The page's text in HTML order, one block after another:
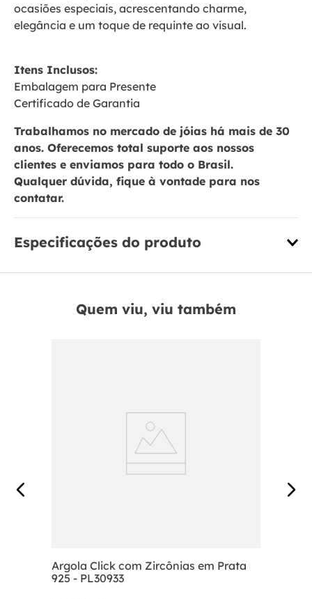
ocasiões especiais, acrescentando charme,
elegância e um toque de requinte ao visual.
Itens Inclusos:
Embalagem para Presente
Certificado de Garantia
Trabalhamos no mercado de jóias há mais de 30
anos. Oferecemos total suporte aos nossos
clientes e enviamos para todo o Brasil.
Qualquer dúvida, fique à vontade para nos
contatar.
Especificações do produto
Quem viu, viu também
Argola Click com Zircônias em Prata
925 - PL30933